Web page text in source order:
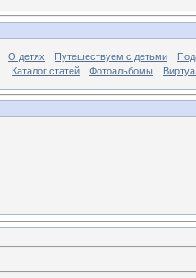
О детях Путешествуем с детьми
Каталог статей
Фотоальбомы